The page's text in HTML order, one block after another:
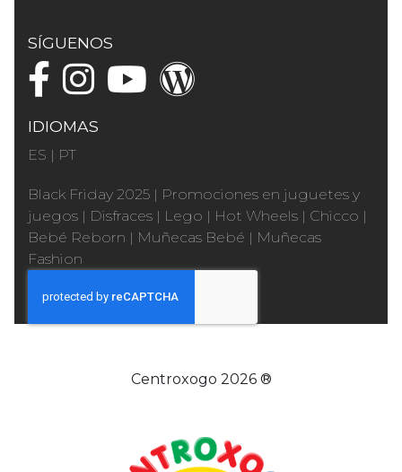
SÍGUENOS
IDIOMAS
ES | PT
Black Friday 2025 | Promociones en juguetes y
juegos | Disfraces | Lego | Hot Wheels | Chicco |
Bebé Reborn | Muñecas Bebé | Muñecas
Fashion
Centroxogo 2026 ®